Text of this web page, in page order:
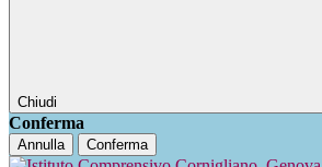
Chiudi
Conferma
Annulla Conferma